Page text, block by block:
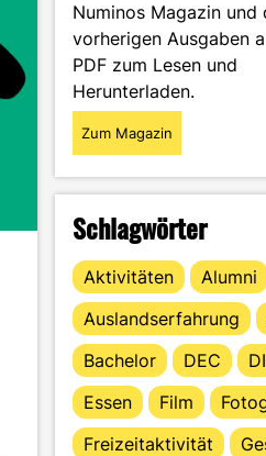
Numinos Magazin und
vorherigen Ausgaben
PDF zum Lesen und
Herunterladen.
Zum Magazin
Schlagwörter
Aktivitäten Alumni
Auslandserfahrung
Bachelor
DEC
Essen
Film
Freizeitaktivität